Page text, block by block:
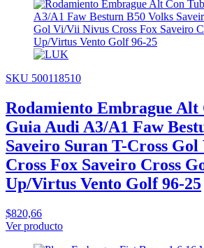
SKU 500118510
Rodamiento Embrague Alt
Guia Audi A3/A1 Faw
Saveiro Suran T-Cross
Cross Fox Saveiro Cross
Up/Virtus Vento Golf 96-25
$820,66
Ver producto